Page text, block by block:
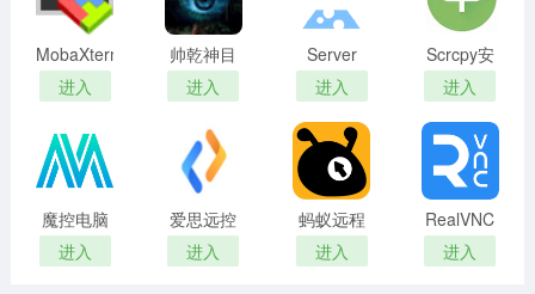
MobaXterm
电脑版
进入
帅乾神目
(电脑监控
软件)
进入
Server
Genius(服
务器监控
软件)
进入
Scrcpy安
卓投屏软
件
进入
魔控电脑
遥控器
进入
爱思远控
官网版
进入
蚂蚁远程
控制软件
进入
RealVNC
Viewer
进入